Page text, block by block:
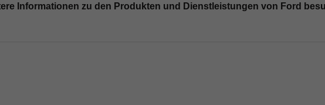
Informationen zu den Produkten und Dienstleistungen von Ford